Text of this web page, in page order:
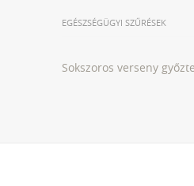
EGÉSZSÉGÜGYI SZŰRÉSEK
Sokszoros verseny